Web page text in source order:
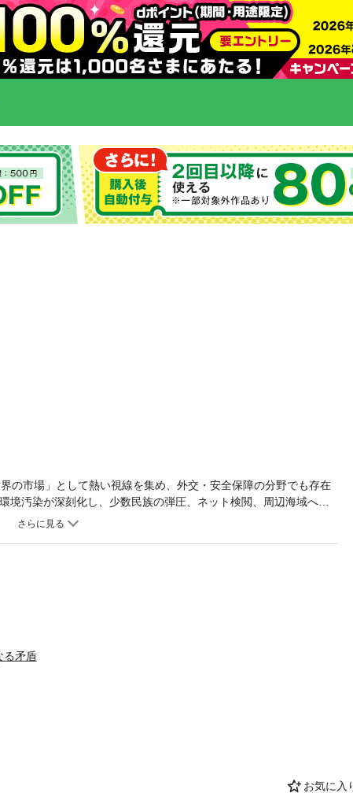
お気に入
の市場」として熱い視線を集め、外交・安全保障の分野でも存在
汚染が深刻化し、少数民族の弾圧、ネット検閲、周辺海域への
る大国」になれるのか――。ジャーナリストたちが、中国の深
る矛盾